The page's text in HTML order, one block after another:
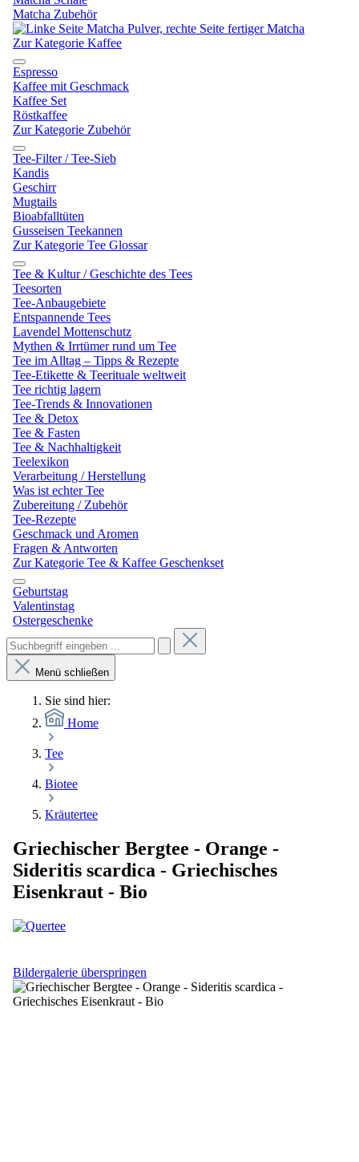
Matcha Zubehör
Zur Kategorie Kaffee
Espresso
Kaffee mit Geschmack
Kaffee Set
Röstkaffee
Zur Kategorie Zubehör
Tee-Filter / Tee-Sieb
Kandis
Geschirr
Mugtails
Bioabfalltüten
Gusseisen Teekannen
Zur Kategorie Tee Glossar
Tee & Kultur / Geschichte des Tees
Teesorten
Tee-Anbaugebiete
Entspannende Tees
Lavendel Mottenschutz
Mythen & Irrtümer rund um Tee
Tee im Alltag – Tipps & Rezepte
Tee-Etikette & Teerituale weltweit
Tee richtig lagern
Tee-Trends & Innovationen
Tee & Detox
Tee & Fasten
Tee & Nachhaltigkeit
Teelexikon
Verarbeitung / Herstellung
Was ist echter Tee
Zubereitung / Zubehör
Tee-Rezepte
Geschmack und Aromen
Fragen & Antworten
Zur Kategorie Tee & Kaffee Geschenkset
Geburtstag
Valentinstag
Ostergeschenke
Menü schließen
Sie sind hier:
Home
Tee
Biotee
Kräutertee
Griechischer Bergtee - Orange -
Sideritis scardica - Griechisches
Eisenkraut - Bio
Bildergalerie überspringen